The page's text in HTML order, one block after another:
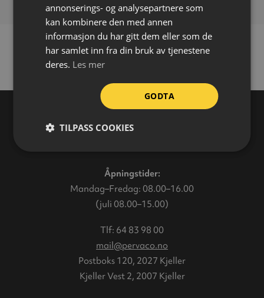
Åpningstider:
Mandag–Fredag: 08.00–16.00
(juli 08.00–15.00)
Tlf: 64 83 98 00
mail@pervaco.no
Postboks 120, 2027 Kjeller
Kjeller Vest 2, 2007 Kjeller
annonserings- og analysepartnere som
kan kombinere den med annen
informasjon du har gitt dem eller som de
har samlet inn fra din bruk av tjenestene
deres. Les mer
GODTA
TILPASS COOKIES